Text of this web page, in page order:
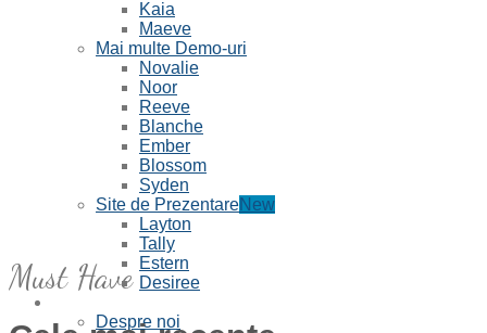
Kaia
Maeve
Mai multe Demo-uri
Novalie
Noor
Reeve
Blanche
Ember
Blossom
Syden
Site de Prezentare
Layton
Tally
Estern
Desiree
Despre noi
Must Have